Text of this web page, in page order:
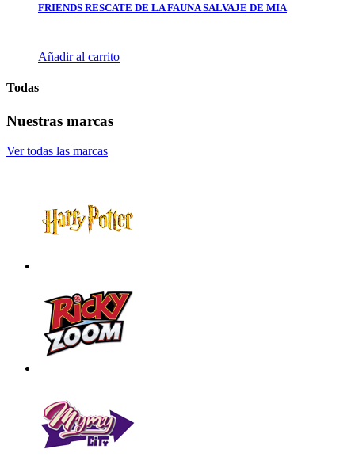
FRIENDS RESCATE DE LA FAUNA SALVAJE DE MIA
Añadir al carrito
Todas
Nuestras marcas
Ver todas las marcas